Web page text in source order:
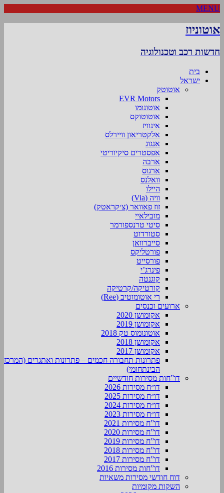
MENU
אוטוניוז
חדשות רכב וטכנולוגיה
בית
ישראל
אוטוטק
EVR Motors
אוטונומו
אוטוטוקס
אינוויז
אלקטריאון וויירלס
אנגוג
אפסטרים סיקיוריטי
ארבה
ארגוס
וואלנס
היילו
וויה (Via)
זוז פאוואר (צ׳קראטק)
מובילאיי
סיטי טרנספורמר
סטורדוט
סייברוואן
פורטליקס
פורסייט
פינרג’י
קוגנטה
קורטיקה/קרטיקה
רי אוטומוטיב (Ree)
ארועים וכנסים
אקומושן 2020
אקומושן 2019
אוטונומוס טק 2018
אקומושן 2018
אקומושן 2017
פתרונות תחבורה חכמים – פתרונות ואתגרים (המרכז
הבינתחומי)
דו”חות מסירות חודשיים
דו״ח מסירות 2026
דו״ח מסירות 2025
דו״ח מסירות 2024
דו״ח מסירות 2023
דו”ח מסירות 2021
דו”ח מסירות 2020
דו”ח מסירות 2019
דו”ח מסירות 2018
דו”ח מסירות 2017
דו”חות מסירות 2016
דוח חודשי מסירות משאיות
השקות מקומיות